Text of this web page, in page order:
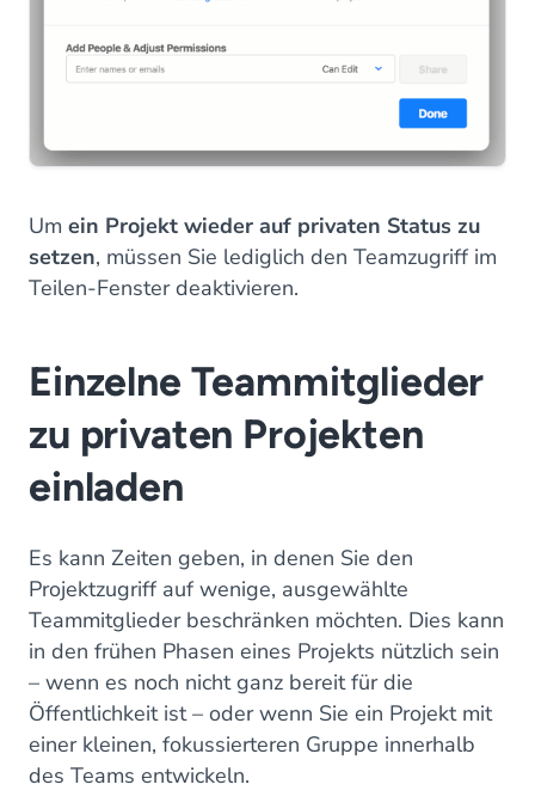
Um ein Projekt wieder auf privaten Status zu
setzen, müssen Sie lediglich den Teamzugriff im
Teilen-Fenster deaktivieren.
Einzelne Teammitglieder
zu privaten Projekten
einladen
Es kann Zeiten geben, in denen Sie den
Projektzugriff auf wenige, ausgewählte
Teammitglieder beschränken möchten. Dies kann
in den frühen Phasen eines Projekts nützlich sein
– wenn es noch nicht ganz bereit für die
Öffentlichkeit ist – oder wenn Sie ein Projekt mit
einer kleinen, fokussierteren Gruppe innerhalb
des Teams entwickeln.